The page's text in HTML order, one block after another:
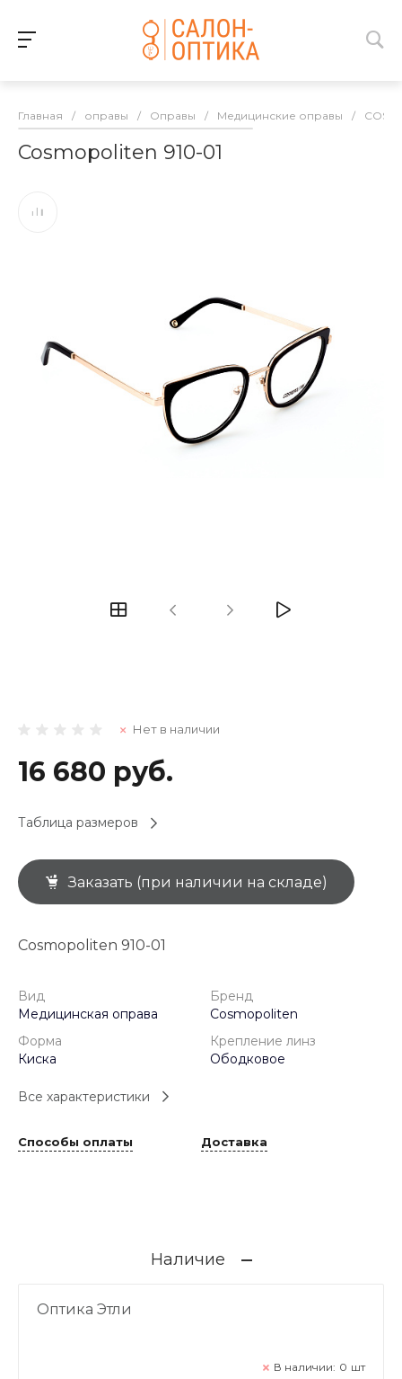
Главная / оправы / Оправы / Медицинские оправы /
Cosmopoliten 910-01
Нет в наличии
16 680 руб.
Таблица размеров
Заказать (при наличии на складе)
Cosmopoliten 910-01
Вид
Медицинская оправа
Бренд
Cosmopoliten
Форма
Киска
Крепление линз
Ободковое
Все характеристики
Способы оплаты Доставка
Наличие
Оптика Этли
В наличии: 0 шт